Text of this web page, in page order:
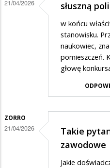
potrzebuje
21/04/2026 słuszną
w końcu
stanowisku.
naukowiec,
pomieszczeń.
głowę
ZORRO
21/04/2026
Takie
zawodowe
Jakie